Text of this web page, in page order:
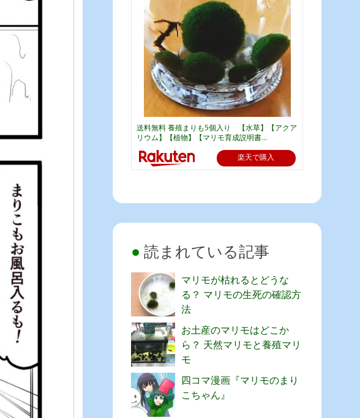
送料無料 養殖まりも5個入り 【水草】【アクア
リウム】【植物】【マリモ育成説明書...
楽天で購入
読まれている記事
マリモが枯れるとどうな
る？ マリモの生死の確認方
法
お土産のマリモはどこか
ら？ 天然マリモと養殖マリ
モ
四コマ漫画『マリモのまり
こちゃん』